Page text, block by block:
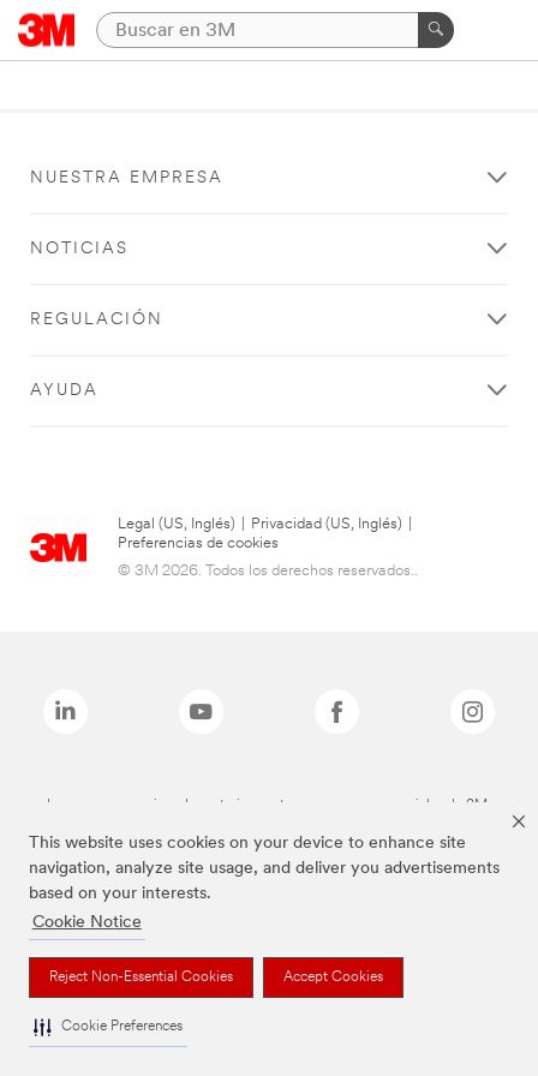
This website uses cookies on your device to enhance site
navigation, analyze site usage, and deliver you advertisements
based on your interests.
Cookie Notice
Reject Non-Essential Cookies Accept Cookies
Cookie Preferences
NUESTRA EMPRESA
NOTICIAS
REGULACIÓN
AYUDA
Legal (US, Inglés) Privacidad (US, Inglés)
Preferencias de cookies
© 3M 2026. Todos los derechos reservados..
Las marcas mencionadas anteriormente son marcas comerciales de 3M.